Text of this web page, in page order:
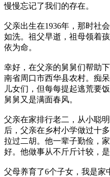
慢慢忘记了我们的存在。
父亲出生在1936年，那时社
如洗。祖父早逝，祖母领着
依为命。
幸好，在父亲的舅舅们帮助
南省周口市西华县农村。痴
儿女们，但每每提起逃荒要
舅舅又是满面春风。
父亲在家排行老二，从小聪
后，父亲在乡村小学做过十
拉过二胡。他一辈子勤俭，
好。他做事从不斤斤计较，是
父母养育了6个子女，我是家